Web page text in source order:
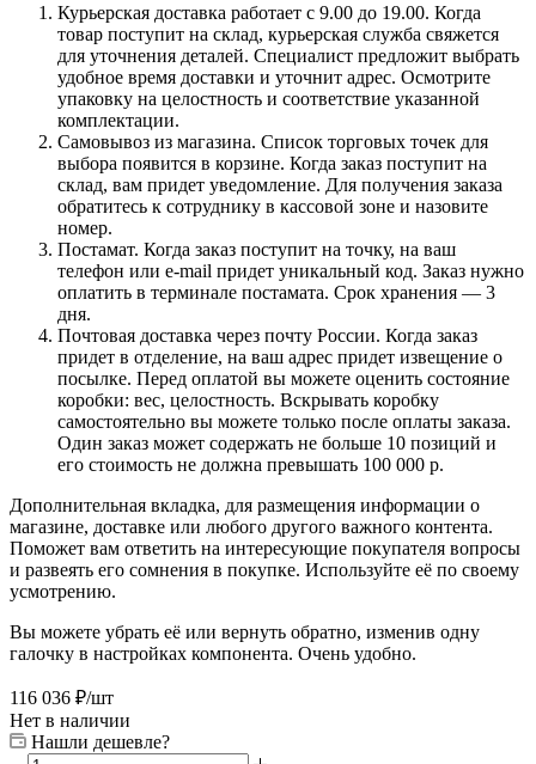
Курьерская доставка работает с 9.00 до 19.00. Когда
товар поступит на склад, курьерская служба свяжется
для уточнения деталей. Специалист предложит выбрать
удобное время доставки и уточнит адрес. Осмотрите
упаковку на целостность и соответствие указанной
комплектации.
Самовывоз из магазина. Список торговых точек для
выбора появится в корзине. Когда заказ поступит на
склад, вам придет уведомление. Для получения заказа
обратитесь к сотруднику в кассовой зоне и назовите
номер.
Постамат. Когда заказ поступит на точку, на ваш
телефон или e-mail придет уникальный код. Заказ нужно
оплатить в терминале постамата. Срок хранения — 3
дня.
Почтовая доставка через почту России. Когда заказ
придет в отделение, на ваш адрес придет извещение о
посылке. Перед оплатой вы можете оценить состояние
коробки: вес, целостность. Вскрывать коробку
самостоятельно вы можете только после оплаты заказа.
Один заказ может содержать не больше 10 позиций и
его стоимость не должна превышать 100 000 р.
Дополнительная вкладка, для размещения информации о
магазине, доставке или любого другого важного контента.
Поможет вам ответить на интересующие покупателя вопросы
и развеять его сомнения в покупке. Используйте её по своему
усмотрению.
Вы можете убрать её или вернуть обратно, изменив одну
галочку в настройках компонента. Очень удобно.
116 036 ₽/шт
Нет в наличии
Нашли дешевле?